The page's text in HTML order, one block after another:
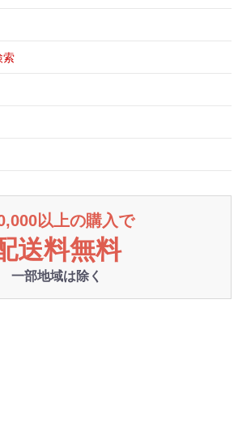
索
以上の購入で
送料無料
一部地域は除く